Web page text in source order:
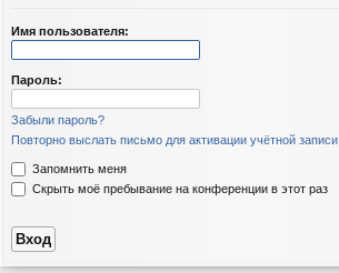
Имя пользователя:
Пароль:
Забыли пароль?
Повторно выслать письмо для активации учётной записи
Запомнить меня
Скрыть моё пребывание на конференции в этот раз